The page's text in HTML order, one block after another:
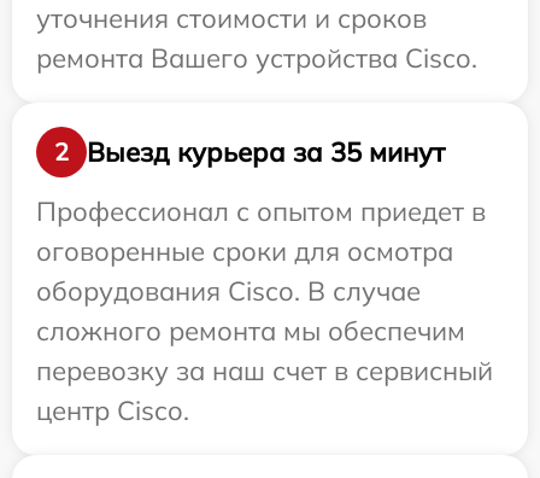
уточнения стоимости и сроков
ремонта Вашего устройства Cisco.
2
Выезд курьера за 35 минут
Профессионал с опытом приедет в
оговоренные сроки для осмотра
оборудования Cisco. В случае
сложного ремонта мы обеспечим
перевозку за наш счет в сервисный
центр Cisco.